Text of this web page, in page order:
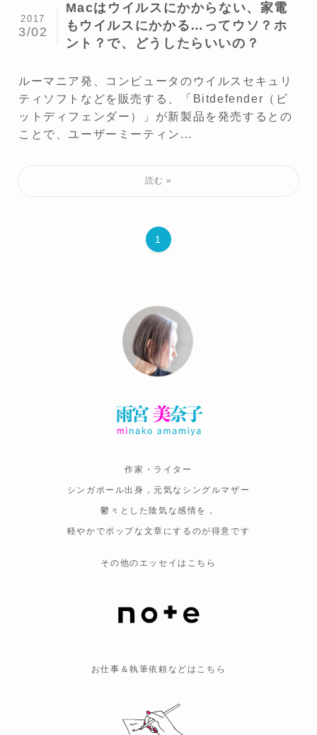
Macはウイルスにかからない、家電
もウイルスにかかる…ってウソ？ホ
ント？で、どうしたらいいの？
2017
3/02
ルーマニア発、コンピュータのウイルスセキュリ
ティソフトなどを販売する、「Bitdefender（ビ
ットディフェンダー）」が新製品を発売するとの
ことで、ユーザーミーティン...
1
作家・ライター
シンガポール出身，元気なシングルマザー
鬱々とした陰気な感情を，
軽やかでポップな文章にするのが得意です
その他のエッセイはこちら
お仕事＆執筆依頼などはこちら